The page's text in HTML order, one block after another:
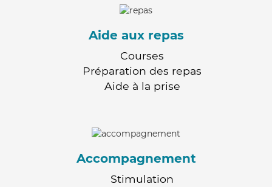
Aide aux repas
Courses
Préparation des repas
Aide à la prise
Accompagnement
Stimulation